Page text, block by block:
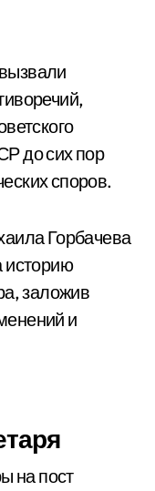
до сих пор
споров.
Горбачева
историю
заложив
и
на пост